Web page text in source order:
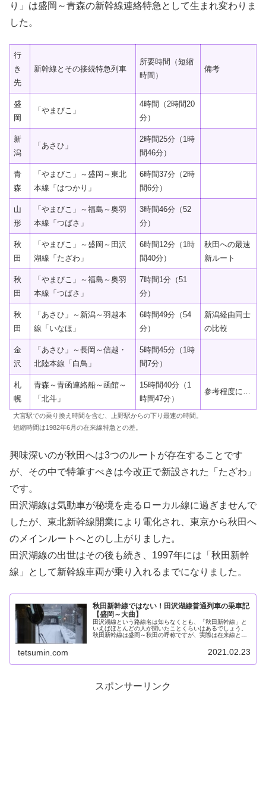
り」は盛岡～青森の新幹線連絡特急として生まれ変わりま
した。
行
き
先
新幹線とその接続特急列車
所要時間（短縮
時間）
備考
盛
岡
「やまびこ」
4時間（2時間20
分）
新
潟
「あさひ」
2時間25分（1時
間46分）
青
森
「やまびこ」～盛岡～東北
本線「はつかり」
6時間37分（2時
間6分）
山
形
「やまびこ」～福島～奥羽
本線「つばさ」
3時間46分（52
分）
秋
田
「やまびこ」～盛岡～田沢
湖線「たざわ」
6時間12分（1時
間40分）
秋田への最速
新ルート
秋
田
「やまびこ」～福島～奥羽
本線「つばさ」
7時間1分（51
分）
秋
田
「あさひ」～新潟～羽越本
線「いなほ」
6時間49分（54
分）
新潟経由同士
の比較
金
沢
「あさひ」～長岡～信越・
北陸本線「白鳥」
5時間45分（1時
間7分）
札
幌
青森～青函連絡船～函館～
「北斗」
15時間40分（1
時間47分）
参考程度に…
大宮駅での乗り換え時間を含む、上野駅からの下り最速の時間。
短縮時間は1982年6月の在来線特急との差。
興味深いのが秋田へは3つのルートが存在することです
が、その中で特筆すべきは今改正で新設された「たざわ」
です。
田沢湖線は気動車が秘境を走るローカル線に過ぎませんで
したが、東北新幹線開業により電化され、東京から秋田へ
のメインルートへとのし上がりました。
田沢湖線の出世はその後も続き、1997年には「秋田新幹
線」として新幹線車両が乗り入れるまでになりました。
秋田新幹線ではない！田沢湖線普通列車の乗車記
【盛岡～大曲】
田沢湖線という路線名は知らなくとも、「秋田新幹線」と
いえばほとんどの人が聞いたことくらいはあるでしょう。
秋田新幹線は盛岡～秋田の呼称ですが、実際は在来線と同
tetsumin.com 2021.02.23
スポンサーリンク